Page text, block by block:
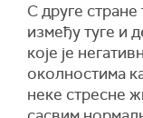
С друге
између туге и
које је
околностима
неке стресне